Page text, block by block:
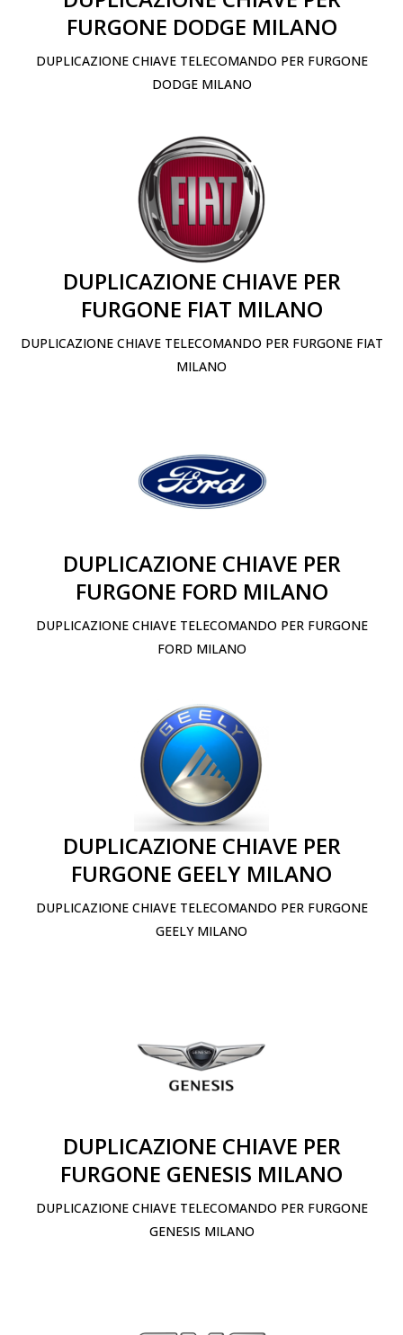
FURGONE DODGE MILANO
DUPLICAZIONE CHIAVE TELECOMANDO PER FURGONE
DODGE MILANO
DUPLICAZIONE CHIAVE PER
FURGONE FIAT MILANO
DUPLICAZIONE CHIAVE TELECOMANDO PER FURGONE FIAT
MILANO
DUPLICAZIONE CHIAVE PER
FURGONE FORD MILANO
DUPLICAZIONE CHIAVE TELECOMANDO PER FURGONE
FORD MILANO
DUPLICAZIONE CHIAVE PER
FURGONE GEELY MILANO
DUPLICAZIONE CHIAVE TELECOMANDO PER FURGONE
GEELY MILANO
DUPLICAZIONE CHIAVE PER
FURGONE GENESIS MILANO
DUPLICAZIONE CHIAVE TELECOMANDO PER FURGONE
GENESIS MILANO